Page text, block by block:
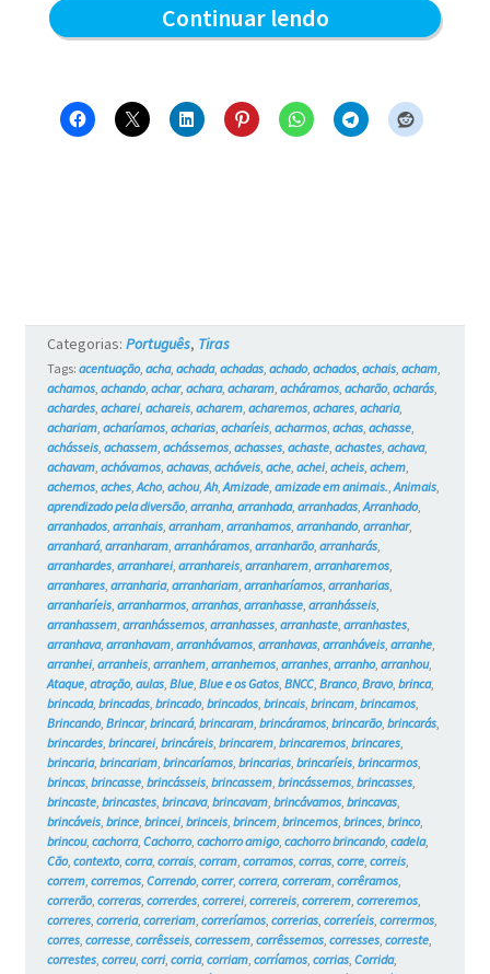
Continuar lendoAmizade
e
os
Gatos
#8
Categorias: Português, Tiras
Tags: acentuação, acha, achada, achadas, achado, achados, achais, acham,
achamos, achando, achar, achara, acharam, acháramos, acharão, acharás,
achardes, acharei, achareis, acharem, acharemos, achares, acharia,
achariam, acharíamos, acharias, acharíeis, acharmos, achas, achasse,
achásseis, achassem, achássemos, achasses, achaste, achastes, achava,
achavam, achávamos, achavas, acháveis, ache, achei, acheis, achem,
achemos, aches, Acho, achou, Ah, Amizade, amizade em animais. Animais,
aprendizado pela diversão, arranha, arranhada, arranhadas, Arranhado,
arranhados, arranhais, arranham, arranhamos, arranhando, arranhar,
arranhará, arranharam, arranháramos, arranharão, arranharás,
arranhardes, arranharei, arranhareis, arranharem, arranharemos,
arranhares, arranharia, arranhariam, arranharíamos, arranharias,
arranharíeis, arranharmos, arranhas, arranhasse, arranhásseis,
arranhassem, arranhássemos, arranhasses, arranhaste, arranhastes,
arranhava, arranhavam, arranhávamos, arranhavas, arranháveis, arranhe,
arranhei, arranheis, arranhem, arranhemos, arranhes, arranho, arranhou,
Ataque, atração, aulas, Blue, Blue e os Gatos, BNCC, Branco, Bravo, brinca,
brincada, brincadas, brincado, brincados, brincais, brincam, brincamos,
Brincando, Brincar, brincará, brincaram, brincáramos, brincarão, brincarás,
brincardes, brincarei, brincáreis, brincarem, brincaremos, brincares,
brincaria, brincariam, brincaríamos, brincarias, brincaríeis, brincarmos,
brincas, brincasse, brincásseis, brincassem, brincássemos, brincasses,
brincaste, brincastes, brincava, brincavam, brincávamos, brincavas,
brincáveis, brince, brincei, brinceis, brincem, brincemos, brinces, brinco,
brincou, cachorra, Cachorro, cachorro amigo, cachorro brincando, cadela,
Cão, contexto, corra, corrais, corram, corramos, corras, corre, correis,
correm, corremos, Correndo, correr, correra, correram, corrêramos,
correrão, correras, correrdes, correrei, correreis, correrem, correremos,
correres, correria, correriam, correríamos, correrias, correríeis, corrermos,
corres, corresse, corrêsseis, corressem, corrêssemos, corresses, correste,
correstes, correu, corri, corria, corriam, corríamos, corrias, Corrida,